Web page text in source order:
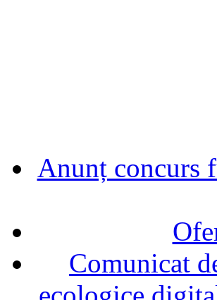
Anunț concurs
Comunicat